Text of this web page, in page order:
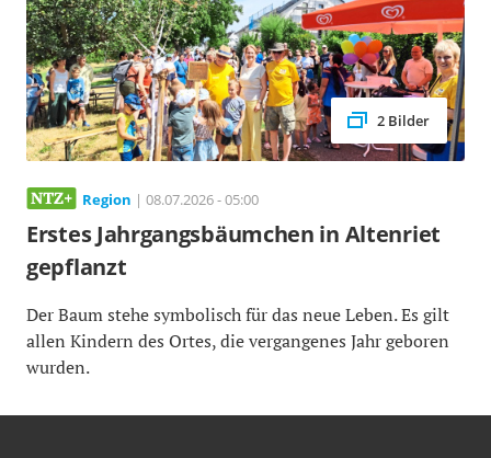
2 Bilder
Region | 08.07.2026 - 05:00
Erstes Jahrgangsbäumchen in Altenriet
gepflanzt
Der Baum stehe symbolisch für das neue Leben. Es gilt
allen Kindern des Ortes, die vergangenes Jahr geboren
wurden.